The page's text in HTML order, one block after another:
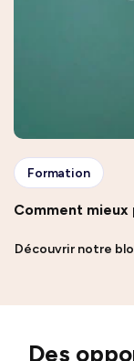
Formation
Comment mieux
Découvrir notre
Des